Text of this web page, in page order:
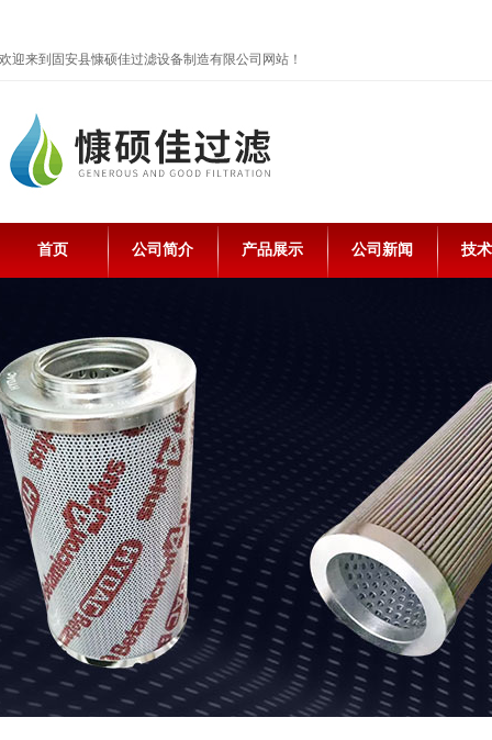
欢迎来到固安县慷硕佳过滤设备制造有限公司网站！
首页 公司简介 产品展示 公司新闻 技